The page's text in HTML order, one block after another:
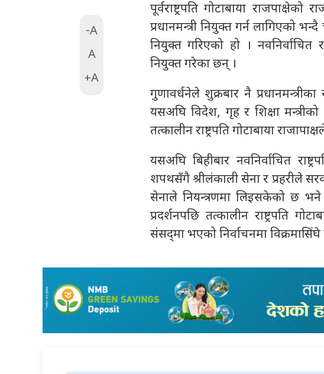
-A
A
+A
पूर्वराष्ट्रपति गोटाबाया
प्रधानमन्त्री नियुक्त गर्न लागिएको
नियुक्त गरिएको हो । नवनिर्वाचित
नियुक्त गरेका छन् ।
गुणावर्धनेले शुक्रबार नै
यसअघि विदेश, गृह र शिक्षा
तत्कालीन राष्ट्रपति गोटाबाया
यसअघि बिहीबार नवनिर्वाचित
शपथसँगै श्रीलंकाली सेना र प्रहरीले
सेनाले नियन्त्रणमा लिइसकेको छ भने
प्रदर्शनपछि तत्कालीन राष्ट्रपति
संसद्‍मा भएको निर्वाचनमा विक्रमासिंघे